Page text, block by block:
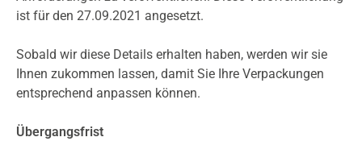
ist für den 27.09.2021 angesetzt.
Sobald wir diese Details erhalten haben, werden wir sie
Ihnen zukommen lassen, damit Sie Ihre Verpackungen
entsprechend anpassen können.
Übergangsfrist